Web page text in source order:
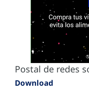
Postal de redes
Download